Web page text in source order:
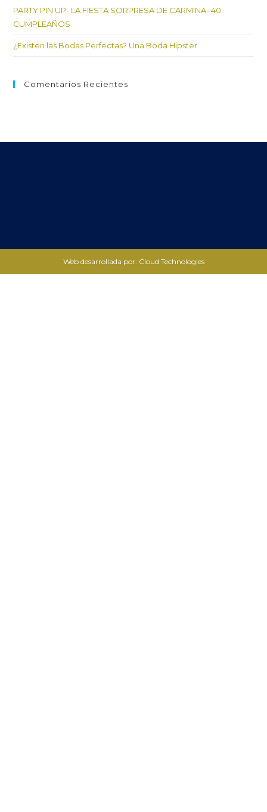
PARTY PIN UP- LA FIESTA SORPRESA DE CARMINA- 40
CUMPLEAÑOS
¿Existen las Bodas Perfectas? Una Boda Hipster
Comentarios Recientes
Web desarrollada por: Cloud Technologies